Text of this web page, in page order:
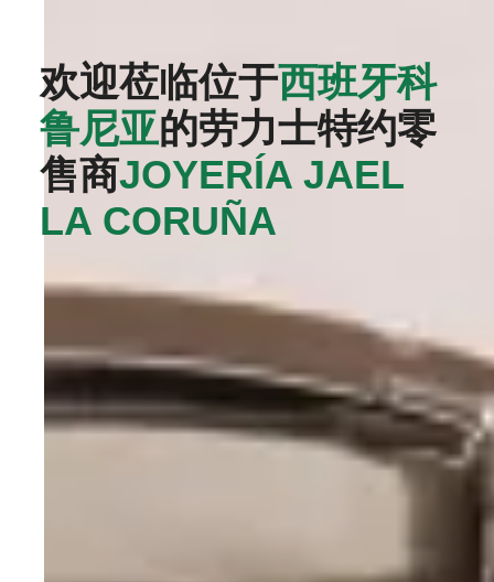
欢迎莅临位于西班牙科
鲁尼亚的劳力士特约零
售商‭JOYERÍA JAEL
LA CORUÑA‬